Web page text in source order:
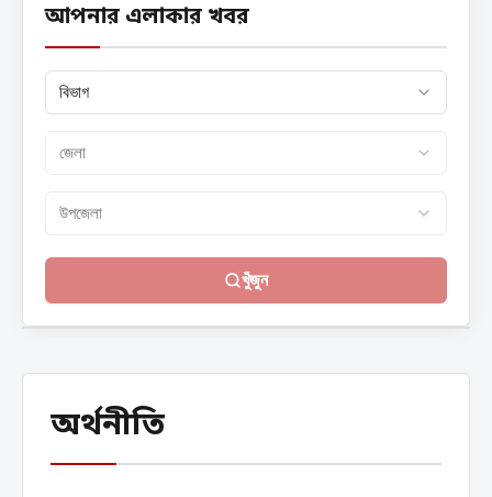
আপনার এলাকার খবর
খুঁজুন
অর্থনীতি